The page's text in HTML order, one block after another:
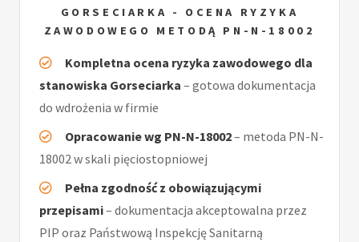
GORSECIARKA - OCENA RYZYKA
ZAWODOWEGO METODĄ PN-N-18002
Kompletna ocena ryzyka zawodowego dla
stanowiska Gorseciarka – gotowa dokumentacja
do wdrożenia w firmie
Opracowanie wg PN-N-18002– metoda PN-N-
18002 w skali pięciostopniowej
Pełna zgodność z obowiązującymi
przepisami– dokumentacja akceptowalna przez
PIP oraz Państwową Inspekcję Sanitarną